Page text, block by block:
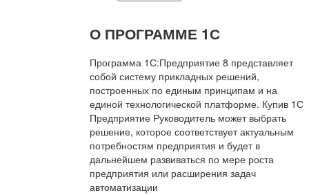
О ПРОГРАММЕ 1С
Программа 1С:Предприятие 8 представляет
собой систему прикладных решений,
построенных по единым принципам и на
единой технологической платформе. Купив 1С
Предприятие Руководитель может выбрать
решение, которое соответствует актуальным
потребностям предприятия и будет в
дальнейшем развиваться по мере роста
предприятия или расширения задач
автоматизации